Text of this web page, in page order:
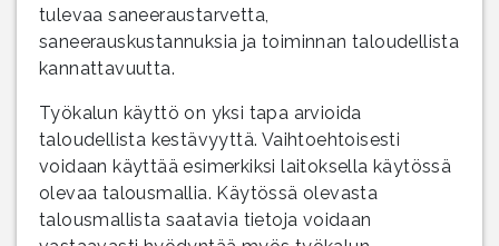
tulevaa saneeraustarvetta,
saneerauskustannuksia ja toiminnan taloudellista
kannattavuutta.
Työkalun käyttö on yksi tapa arvioida
taloudellista kestävyyttä. Vaihtoehtoisesti
voidaan käyttää esimerkiksi laitoksella käytössä
olevaa talousmallia. Käytössä olevasta
talousmallista saatavia tietoja voidaan